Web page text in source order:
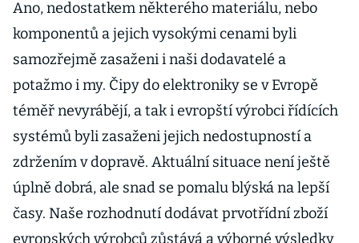
Ano, nedostatkem některého materiálu, nebo
komponentů a jejich vysokými cenami byli
samozřejmě zasaženi i naši dodavatelé a
potažmo i my. Čipy do elektroniky se v Evropě
téměř nevyrábějí, a tak i evropští výrobci řídících
systémů byli zasaženi jejich nedostupností a
zdržením v dopravě. Aktuální situace není ještě
úplně dobrá, ale snad se pomalu blýská na lepší
časy. Naše rozhodnutí dodávat prvotřídní zboží
evropských výrobců zůstává a výborné výsledky